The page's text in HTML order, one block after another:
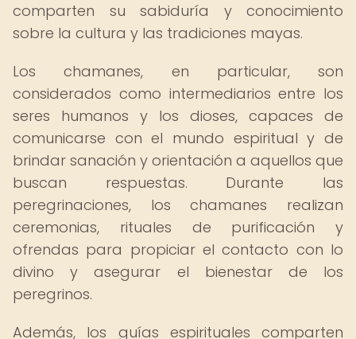
comparten su sabiduría y conocimiento
sobre la cultura y las tradiciones mayas.
Los chamanes, en particular, son
considerados como intermediarios entre los
seres humanos y los dioses, capaces de
comunicarse con el mundo espiritual y de
brindar sanación y orientación a aquellos que
buscan respuestas. Durante las
peregrinaciones, los chamanes realizan
ceremonias, rituales de purificación y
ofrendas para propiciar el contacto con lo
divino y asegurar el bienestar de los
peregrinos.
Además, los guías espirituales comparten